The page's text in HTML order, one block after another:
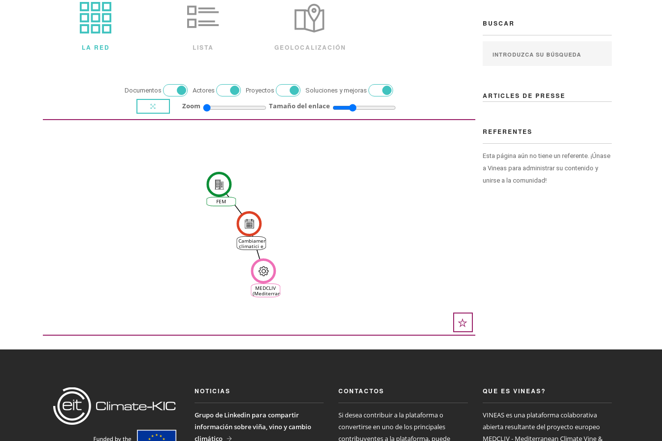
LA RED LISTA GEOLOCALIZACIÓN
Documentos Actores Proyectos Soluciones y mejoras
Zoom Tamaño del enlace
Cambiamenti
climatici e
ripercussioni
in vigna ed
in cantina
FEM
MEDCLIV
(Mediterranean
Climate
BUSCAR
ARTICLES DE PRESSE
REFERENTES
Esta página aún no tiene un referente. ¡Únase
a Vineas para administrar su contenido y
unirse a la comunidad!
NOTICIAS
Grupo de Linkedin para compartir
información sobre viña, vino y cambio
climático
CONTACTOS
Si desea contribuir a la plataforma o
convertirse en uno de los principales
contribuyentes a la plataforma, puede
QUE ES VINEAS?
VINEAS es una plataforma colaborativa
abierta resultante del proyecto europeo
MEDCLIV - Mediterranean Climate Vine &